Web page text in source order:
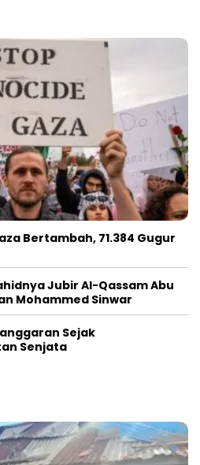
Bertambah, 71.384 Gugur
Jubir Al-Qassam Abu
Mohammed Sinwar
Sejak
Senjata